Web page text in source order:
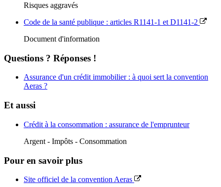
Risques aggravés
Code de la santé publique : articles R1141-1 et D1141-2
Document d'information
Questions ? Réponses !
Assurance d'un crédit immobilier : à quoi sert la convention
Aeras ?
Et aussi
Crédit à la consommation : assurance de l'emprunteur
Argent - Impôts - Consommation
Pour en savoir plus
Site officiel de la convention Aeras